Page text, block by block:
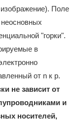
Поле
"горки".
в
от n к p.
не зависит от
и
носителей,